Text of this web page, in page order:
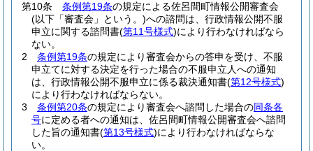
第10条
条例第19条の規定による佐呂間町情報公開審査会
(以下「審査会」という。)への諮問は、行政情報公開不服
申立に関する諮問書(第11号様式)により行わなければなら
ない。
2
条例第19条の規定により審査会からの答申を受け、不服
申立てに対する決定を行った場合の不服申立人への通知
は、行政情報公開不服申立に係る裁決通知書(第12号様式)
により行わなければならない。
3
条例第20条の規定により審査会へ諮問した場合の同条各
号に定める者への通知は、佐呂間町情報公開審査会へ諮問
した旨の通知書(第13号様式)により行わなければならな
い。